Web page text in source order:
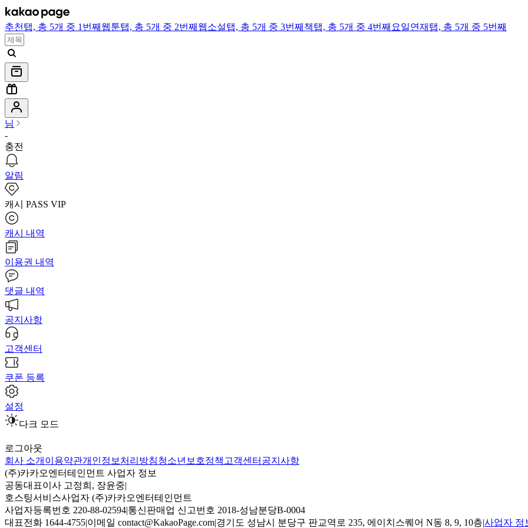
추천 탭, 총 5개 중 1번째 웹툰탭, 총 5개 중 2번째 웹소설탭, 총 5개 중 3번째 책탭, 총 5개 중 4번째 요일연재 탭, 총 5개 중 5번째
님
-
충전
알림
캐시 PASS VIP
캐시 내역
이용권 내역
댓글 내역
공지사항
고객센터
쿠폰 등록
설정
다크 모드
로그아웃
회사 소개 이용약관개인정보처리방침청소년보호정책 고객센터 공지사항
(주)카카오엔터테인먼트 사업자 정보
공동대표이사 고정희, 장윤중|
호스팅서비스사업자 (주)카카오엔터테인먼트
사업자등록번호 220-88-02594|통신판매업 신고번호 2018-성남분당B-0004
대표전화 1644-4755|이메일 contact@KakaoPage.com|경기도 성남시 분당구 판교역로 235, 에이치스퀘어 N동 8, 9, 10층|사업자 정